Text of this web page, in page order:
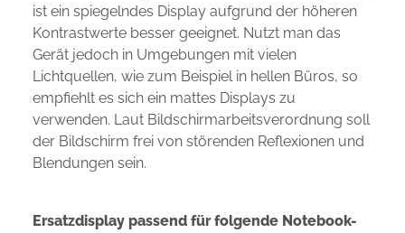
ist ein spiegelndes Display aufgrund der höheren
Kontrastwerte besser geeignet. Nutzt man das
Gerät jedoch in Umgebungen mit vielen
Lichtquellen, wie zum Beispiel in hellen Büros, so
empfiehlt es sich ein mattes Displays zu
verwenden. Laut Bildschirmarbeitsverordnung soll
der Bildschirm frei von störenden Reflexionen und
Blendungen sein.
Ersatzdisplay passend für folgende Notebook-